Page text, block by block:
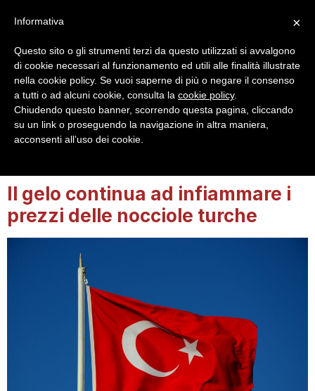
Login Registrazione
Il gelo continua ad infiammare i
prezzi delle nocciole turche
×
Informativa
Questo sito o gli strumenti terzi da questo utilizzati si avvalgono
di cookie necessari al funzionamento ed utili alle finalità illustrate
nella cookie policy. Se vuoi saperne di più o negare il consenso
a tutti o ad alcuni cookie, consulta la cookie policy.
Chiudendo questo banner, scorrendo questa pagina, cliccando
su un link o proseguendo la navigazione in altra maniera,
acconsenti all’uso dei cookie.